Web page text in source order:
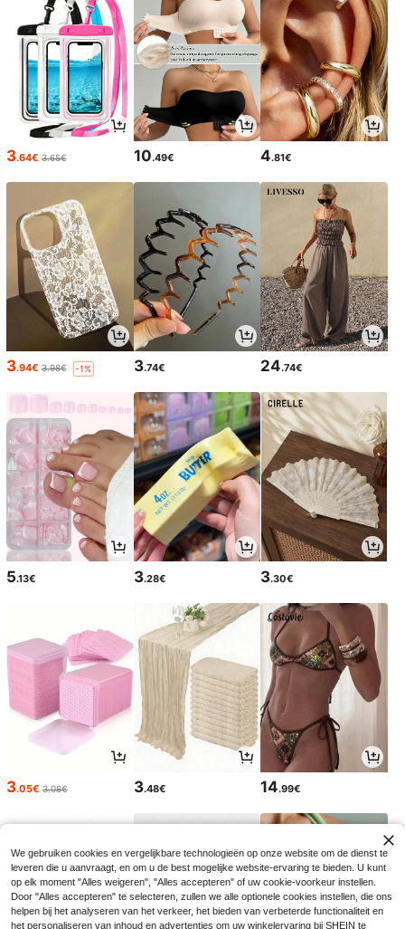
3.64€ 3.65€ 10.49€ 4.81€
3.94€ 3.98€ -1% 3.74€ 24.74€
5.13€ 3.28€ 3.30€
3.05€ 3.08€ 3.48€ 14.99€
We gebruiken cookies en vergelijkbare technologieën op onze website om de dienst te
leveren die u aanvraagt, en om u de best mogelijke website-ervaring te bieden. U kunt
op elk moment "Alles weigeren", "Alles accepteren" of uw cookie-voorkeur instellen.
Door "Alles accepteren" te selecteren, zullen we alle optionele cookies instellen, die ons
helpen bij het analyseren van het verkeer, het bieden van verbeterde functionaliteit en
het personaliseren van inhoud en advertenties om uw winkelervaring bij SHEIN te